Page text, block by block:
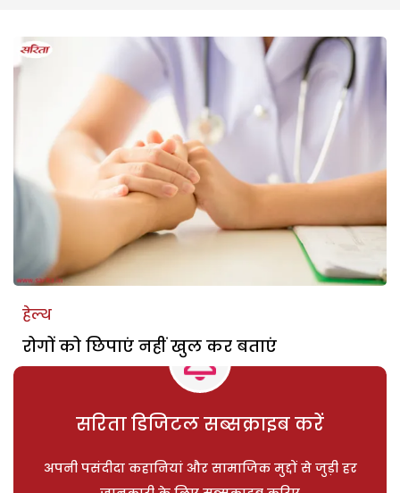
हेल्थ
रोगों को छिपाएं नहीं खुल कर बताएं
सरिता डिजिटल सब्सक्राइब करें
अपनी पसंदीदा कहानियां और सामाजिक मुद्दों से जुड़ी हर